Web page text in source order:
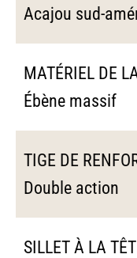
Acajou sud-
MATÉRIEL DE
Ébène massif
TIGE DE
Double action
SILLET À LA